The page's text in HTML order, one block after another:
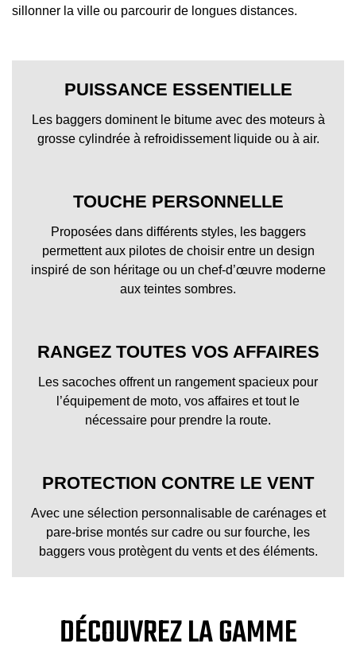
sillonner la ville ou parcourir de longues distances.
PUISSANCE ESSENTIELLE
Les baggers dominent le bitume avec des moteurs à
grosse cylindrée à refroidissement liquide ou à air.
TOUCHE PERSONNELLE
Proposées dans différents styles, les baggers
permettent aux pilotes de choisir entre un design
inspiré de son héritage ou un chef-d’œuvre moderne
aux teintes sombres.
RANGEZ TOUTES VOS AFFAIRES
Les sacoches offrent un rangement spacieux pour
l’équipement de moto, vos affaires et tout le
nécessaire pour prendre la route.
PROTECTION CONTRE LE VENT
Avec une sélection personnalisable de carénages et
pare-brise montés sur cadre ou sur fourche, les
baggers vous protègent du vents et des éléments.
DÉCOUVREZ LA GAMME